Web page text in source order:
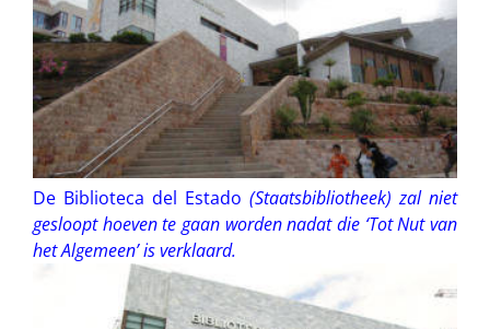
De Biblioteca del Estado (Staatsbibliotheek) zal niet
gesloopt hoeven te gaan worden nadat die ‘Tot Nut van
het Algemeen’ is verklaard.